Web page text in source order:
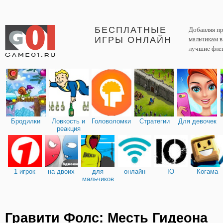
БЕСПЛАТНЫЕ
ИГРЫ ОНЛАЙН
Добавляя
мальчикам
лучшие
Бродилки
Ловкость и
реакция
Головоломки Стратегии Для девочек
1 игрок на двоих
для
мальчиков
онлайн IO Когама
Гравити Фолс: Месть Гидеона